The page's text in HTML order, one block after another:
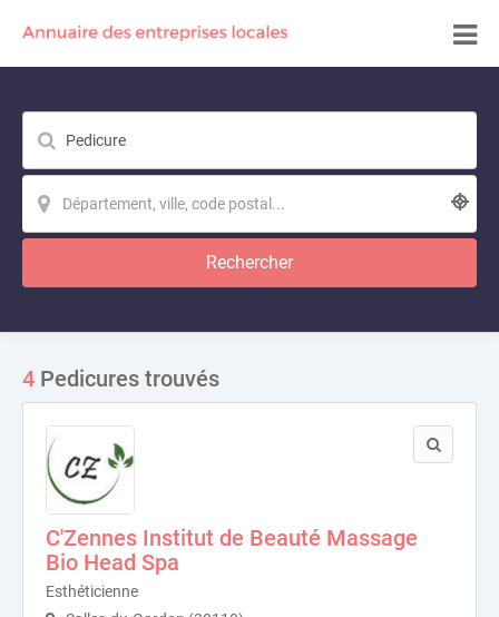
Rechercher
4 Pedicures trouvés
C'Zennes Institut de Beauté Massage
Bio Head Spa
Esthéticienne